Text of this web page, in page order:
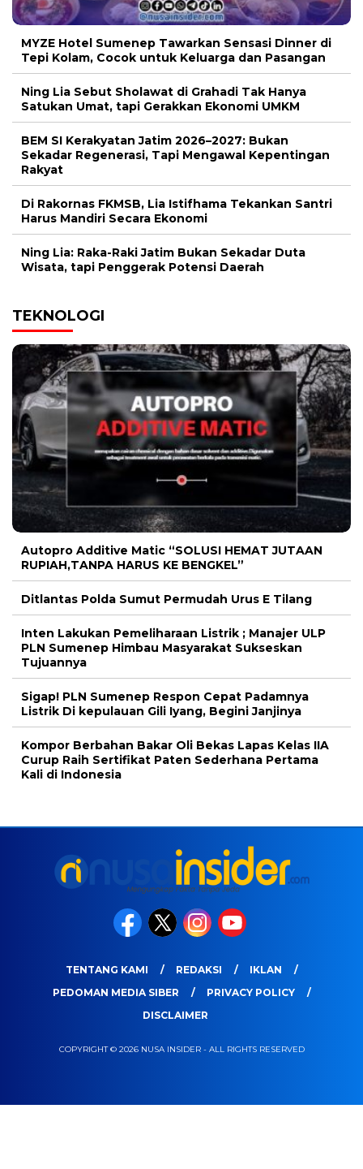
MYZE Hotel Sumenep Tawarkan Sensasi Dinner di
Tepi Kolam, Cocok untuk Keluarga dan Pasangan
Ning Lia Sebut Sholawat di Grahadi Tak Hanya
Satukan Umat, tapi Gerakkan Ekonomi UMKM
BEM SI Kerakyatan Jatim 2026–2027: Bukan
Sekadar Regenerasi, Tapi Mengawal Kepentingan
Rakyat
Di Rakornas FKMSB, Lia Istifhama Tekankan Santri
Harus Mandiri Secara Ekonomi
Ning Lia: Raka-Raki Jatim Bukan Sekadar Duta
Wisata, tapi Penggerak Potensi Daerah
TEKNOLOGI
Autopro Additive Matic “SOLUSI HEMAT JUTAAN
RUPIAH,TANPA HARUS KE BENGKEL”
Ditlantas Polda Sumut Permudah Urus E Tilang
Inten Lakukan Pemeliharaan Listrik ; Manajer ULP
PLN Sumenep Himbau Masyarakat Sukseskan
Tujuannya
Sigap! PLN Sumenep Respon Cepat Padamnya
Listrik Di kepulauan Gili Iyang, Begini Janjinya
Kompor Berbahan Bakar Oli Bekas Lapas Kelas IIA
Curup Raih Sertifikat Paten Sederhana Pertama
Kali di Indonesia
TENTANG KAMI REDAKSI
IKLAN
PEDOMAN MEDIA SIBER
PRIVACY POLICY
DISCLAIMER
COPYRIGHT © 2026 NUSA INSIDER - ALL RIGHTS RESERVED